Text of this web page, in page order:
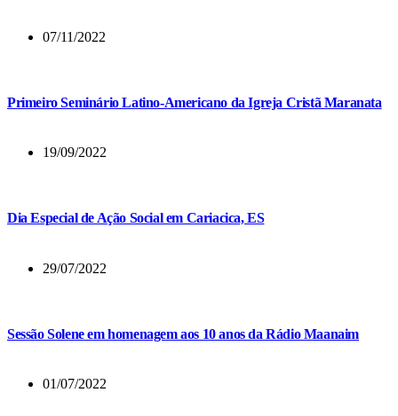
07/11/2022
Primeiro Seminário Latino-Americano da Igreja Cristã Maranata
19/09/2022
Dia Especial de Ação Social em Cariacica, ES
29/07/2022
Sessão Solene em homenagem aos 10 anos da Rádio Maanaim
01/07/2022